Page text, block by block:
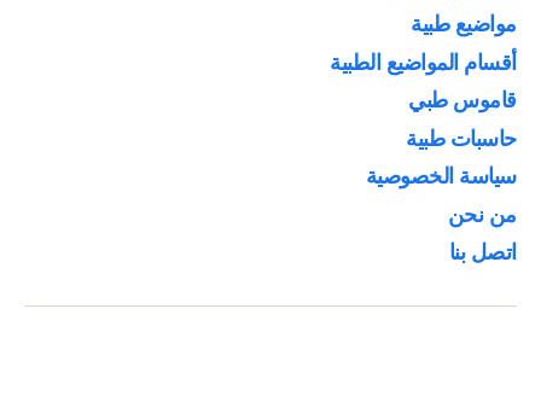
مواضيع طبية
أقسام المواضيع الطبية
قاموس طبي
حاسبات طبية
سياسة الخصوصية
من نحن
اتصل بنا